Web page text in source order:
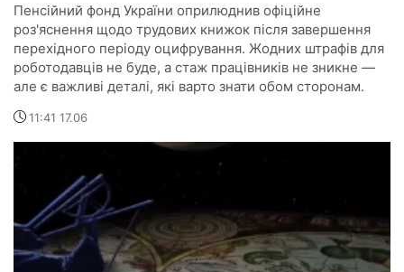
Пенсійний фонд України оприлюднив офіційне
роз'яснення щодо трудових книжок після завершення
перехідного періоду оцифрування. Жодних штрафів для
роботодавців не буде, а стаж працівників не зникне —
але є важливі деталі, які варто знати обом сторонам.
11:41 17.06